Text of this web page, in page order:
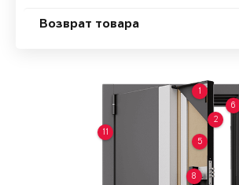
Возврат товара
1
2
5
6
8
11